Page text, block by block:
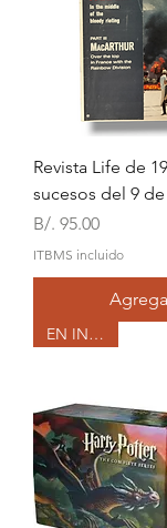
Revista Life de
sucesos del 9
Precio
B/. 95.00
ITBMS incluido
EN INGLES